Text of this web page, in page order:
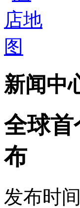
新闻中
全球首
布
发布时